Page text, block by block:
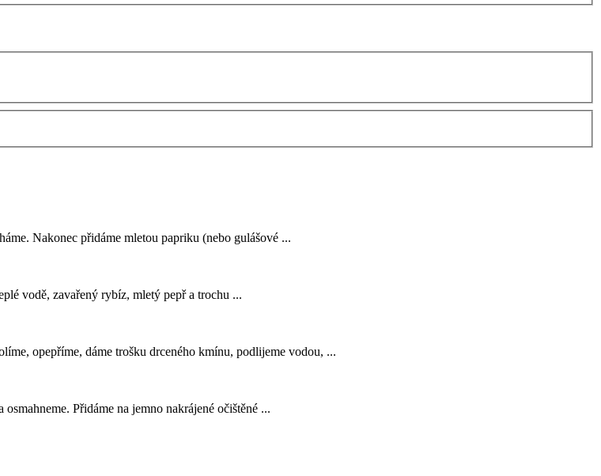
Nakonec přidáme mletou papriku (nebo gulášové ...
vodě, zavařený rybíz, mletý pepř a trochu ...
opepříme, dáme trošku drceného kmínu, podlijeme vodou, ...
Přidáme na jemno nakrájené očištěné ...